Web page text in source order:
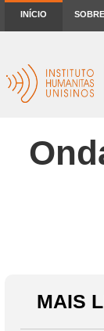
INÍCIO
MAIS